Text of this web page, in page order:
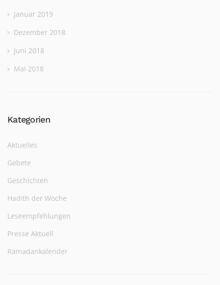
Januar 2019
Dezember 2018
Juni 2018
Mai 2018
Kategorien
Aktuelles
Gebete
Geschichten
Hadith der Woche
Leseempfehlungen
Presse Aktuell
Ramadankalender